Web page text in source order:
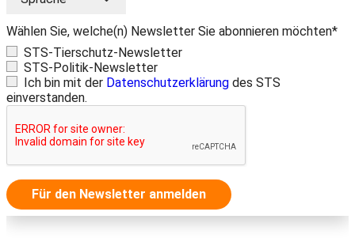
Wählen Sie, welche(n) Newsletter Sie abonnieren möchten*
STS-Tierschutz-Newsletter
STS-Politik-Newsletter
Ich bin mit der Datenschutzerklärung des STS
einverstanden.
Für den Newsletter anmelden